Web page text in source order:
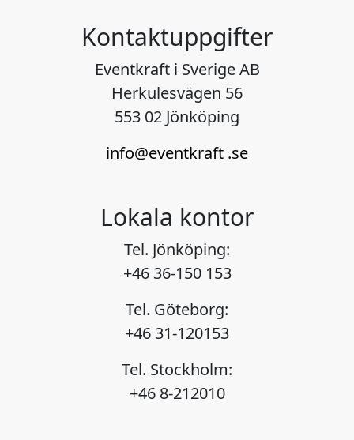
Kontaktuppgifter
Eventkraft i Sverige AB
Herkulesvägen 56
553 02 Jönköping
info@eventkraft .se
Lokala kontor
Tel. Jönköping:
+46 36-150 153
Tel. Göteborg:
+46 31-120153
Tel. Stockholm:
+46 8-212010